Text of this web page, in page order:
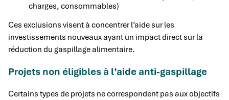
charges, consommables)
Ces exclusions visent à concentrer l’aide sur les
investissements nouveaux ayant un impact direct sur la
réduction du gaspillage alimentaire.
Projets non éligibles à l’aide anti-gaspillage
Certains types de projets ne correspondent pas aux objectifs